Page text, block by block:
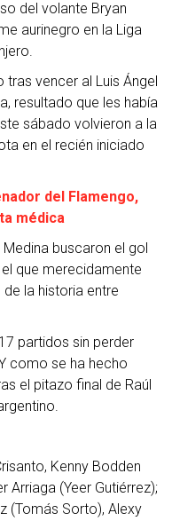
del volante Bryan
aurinegro en la Liga
vencer al Luis Ángel
resultado que les había
sábado volvieron a la
en el recién iniciado
del Flamengo,
médica
buscaron el gol
que merecidamente
la historia entre
partidos sin perder
como se ha hecho
el pitazo final de Raúl
Kenny Bodden
Arriaga (Yeer Gutiérrez);
(Tomás Sorto), Alexy